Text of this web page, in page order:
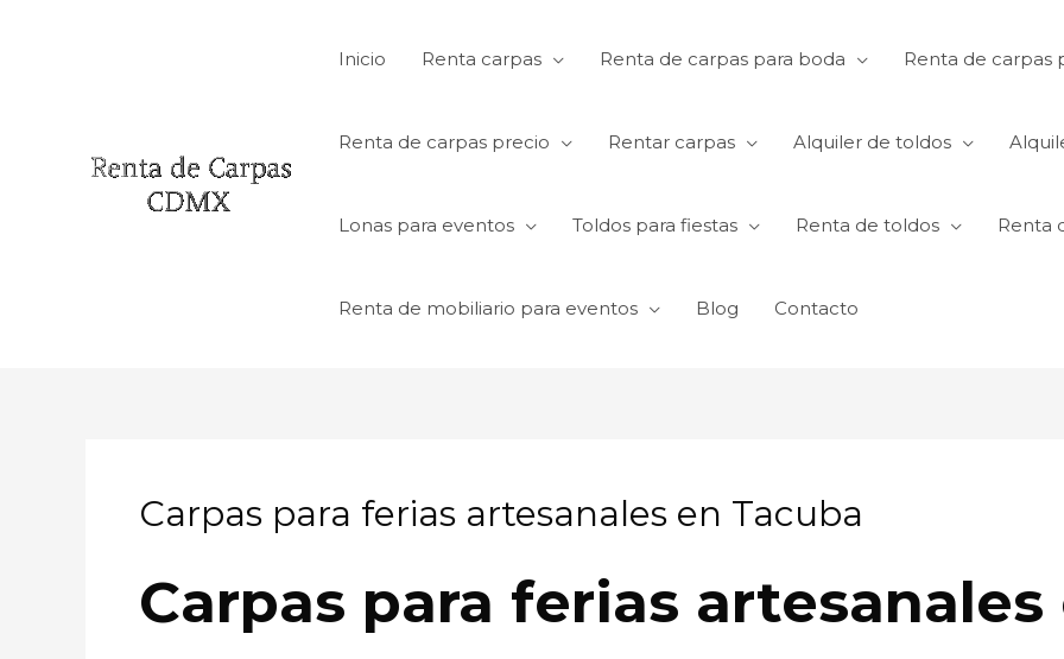
Inicio Renta carpas Renta de carpas para boda Renta de carpas
Renta de carpas precio Rentar carpas Alquiler de toldos
Lonas para eventos Toldos para fiestas Renta de toldos Renta
Renta de mobiliario para eventos Blog Contacto
Carpas para ferias artesanales en Tacuba
Carpas para ferias artesanales